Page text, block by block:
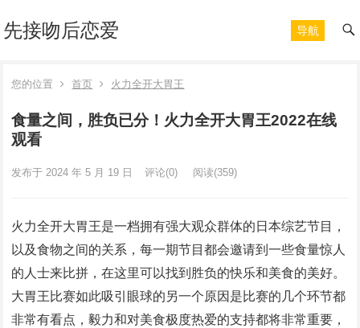
先接吻后恋爱 导航
您的位置 首页 火力全开大胃王
食量之间，胜负已分！火力全开大胃王2022在线
观看
发布于 2024 年 5 月 19 日 评论(0) 阅读(359)
火力全开大胃王是一档拥有强大观众群体的日本综艺节目，
以及食物之间的关系，每一期节目都会邀请到一些食量惊人
的人士来比拼，在这里可以找到胜负的快乐和美食的美好。
大胃王比赛如此吸引眼球的另一个原因是比赛的几个环节都
非常有看点，毅力和对美食极度热爱的支持都将非常重要，